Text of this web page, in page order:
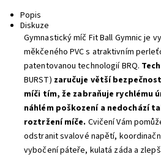
Popis
Diskuze
Gymnastický míč Fit Ball Gymnic je
měkčeného PVC s atraktivním
patentovanou technologií BRQ.
BURST) zaručuje větší
míči tím, že zabraňuje rychlému
náhlém poškození a nedochází
roztržení míče. CvičeníVám
odstranit svalové napětí,
vybočení páteře, kulatá záda a